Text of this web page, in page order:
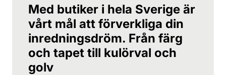
Med butiker i hela Sverige är
vårt mål att förverkliga din
inredningsdröm. Från färg
och tapet till kulörval och
golv